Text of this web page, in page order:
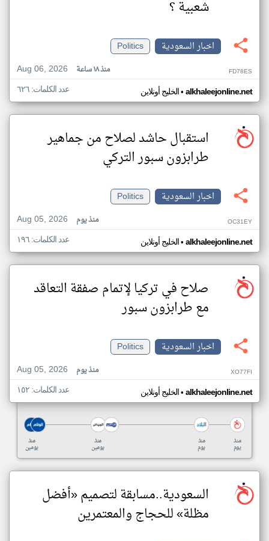
شعبية ؟
اخبار السعودية
Politics
Aug 06, 2026
منذ ١٨ ساعة FD78ES
الخليج أونلاين• alkhaleejonline.net عدد الكلمات: ٦٢٦
استقبال حاشد لصلاح من جماهير
طرابزون سبور التركي
اخبار السعودية
Politics
Aug 05, 2026
منذ يوم OC31EY
الخليج أونلاين• alkhaleejonline.net عدد الكلمات: ١٩٦
صلاح في تركيا لإتمام صفقة التعاقد
مع طرابزون سبور
اخبار السعودية
Politics
Aug 05, 2026
منذ يوم XO77FI
الخليج أونلاين• alkhaleejonline.net عدد الكلمات: ١٥٢
منذ
يومين
منذ
يومين
منذ
يوم
منذ
يوم
السعودية..مسابقة لتصميم «أفضل
مظلة» للحجاج والمعتمرين